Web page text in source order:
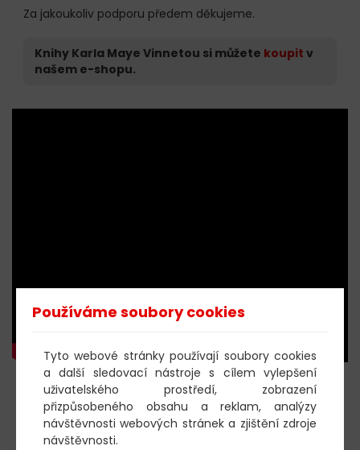
Za jakoukoliv podporu předem děkujeme.
Knihy Karla Maye Vinnetou si můžete koupit v
našem e-shopu.
KOUPIT DOBROVOLNOU
VSTUPENKU
Používáme soubory cookies
Tyto webové stránky používají soubory cookies
a další sledovací nástroje s cílem vylepšení
uživatelského prostředí, zobrazení
přizpůsobeného obsahu a reklam, analýzy
návštěvnosti webových stránek a zjištění zdroje
návštěvnosti.